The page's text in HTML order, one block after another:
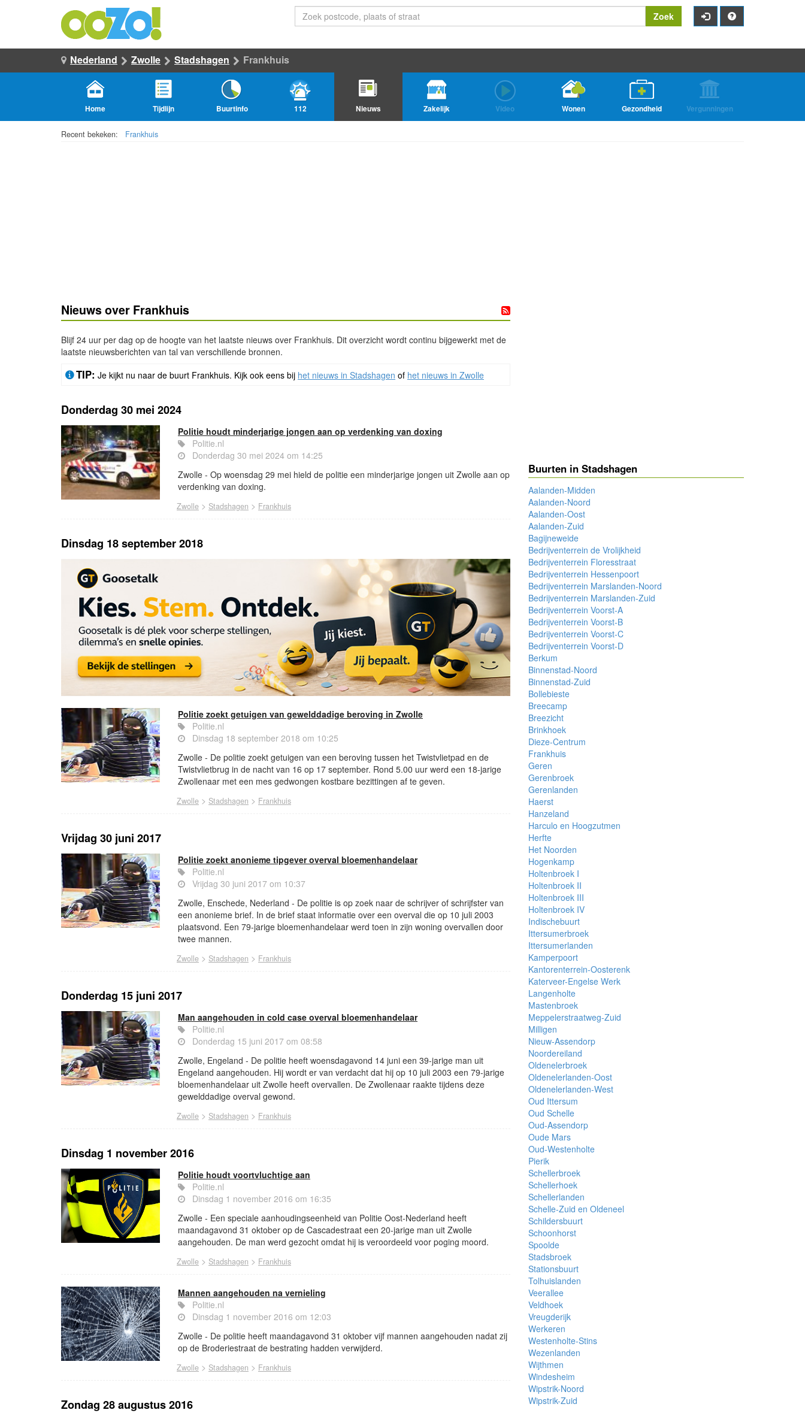
Zoek
Nederland Zwolle Stadshagen Frankhuis
Home Tijdlijn Buurtinfo 112 Nieuws Zakelijk Video Wonen Gezondheid Vergunningen
Recent bekeken: Frankhuis
Nieuws over Frankhuis
Blijf 24 uur per dag op de hoogte van het laatste nieuws over Frankhuis. Dit overzicht wordt continu bijgewerkt met de
laatste nieuwsberichten van tal van verschillende bronnen.
TIP: Je kijkt nu naar de buurt Frankhuis. Kijk ook eens bij het nieuws in Stadshagen of het nieuws in Zwolle
Donderdag 30 mei 2024
Politie houdt minderjarige jongen aan op verdenking van doxing
Politie.nl
Donderdag 30 mei 2024 om 14:25
Zwolle - Op woensdag 29 mei hield de politie een minderjarige jongen uit Zwolle aan op
verdenking van doxing.
Zwolle > Stadshagen > Frankhuis
Dinsdag 18 september 2018
Politie zoekt getuigen van gewelddadige beroving in Zwolle
Politie.nl
Dinsdag 18 september 2018 om 10:25
Zwolle - De politie zoekt getuigen van een beroving tussen het Twistvlietpad en de
Twistvlietbrug in de nacht van 16 op 17 september. Rond 5.00 uur werd een 18-jarige
Zwollenaar met een mes gedwongen kostbare bezittingen af te geven.
Zwolle > Stadshagen > Frankhuis
Vrijdag 30 juni 2017
Politie zoekt anonieme tipgever overval bloemenhandelaar
Politie.nl
Vrijdag 30 juni 2017 om 10:37
Zwolle, Enschede, Nederland - De politie is op zoek naar de schrijver of schrijfster van
een anonieme brief. In de brief staat informatie over een overval die op 10 juli 2003
plaatsvond. Een 79-jarige bloemenhandelaar werd toen in zijn woning overvallen door
twee mannen.
Zwolle > Stadshagen > Frankhuis
Donderdag 15 juni 2017
Man aangehouden in cold case overval bloemenhandelaar
Politie.nl
Donderdag 15 juni 2017 om 08:58
Zwolle, Engeland - De politie heeft woensdagavond 14 juni een 39-jarige man uit
Engeland aangehouden. Hij wordt er van verdacht dat hij op 10 juli 2003 een 79-jarige
bloemenhandelaar uit Zwolle heeft overvallen. De Zwollenaar raakte tijdens deze
gewelddadige overval gewond.
Zwolle > Stadshagen > Frankhuis
Dinsdag 1 november 2016
Politie houdt voortvluchtige aan
Politie.nl
Dinsdag 1 november 2016 om 16:35
Zwolle - Een speciale aanhoudingseenheid van Politie Oost-Nederland heeft
maandagavond 31 oktober op de Cascadestraat een 20-jarige man uit Zwolle
aangehouden. De man werd gezocht omdat hij is veroordeeld voor poging moord.
Zwolle > Stadshagen > Frankhuis
Mannen aangehouden na vernieling
Politie.nl
Dinsdag 1 november 2016 om 12:03
Zwolle - De politie heeft maandagavond 31 oktober vijf mannen aangehouden nadat zij
op de Broderiestraat de bestrating hadden verwijderd.
Zwolle > Stadshagen > Frankhuis
Zondag 28 augustus 2016
Buurten in Stadshagen
Aalanden-Midden
Aalanden-Noord
Aalanden-Oost
Aalanden-Zuid
Bagijneweide
Bedrijventerrein de Vrolijkheid
Bedrijventerrein Floresstraat
Bedrijventerrein Hessenpoort
Bedrijventerrein Marslanden-Noord
Bedrijventerrein Marslanden-Zuid
Bedrijventerrein Voorst-A
Bedrijventerrein Voorst-B
Bedrijventerrein Voorst-C
Bedrijventerrein Voorst-D
Berkum
Binnenstad-Noord
Binnenstad-Zuid
Bollebieste
Breecamp
Breezicht
Brinkhoek
Dieze-Centrum
Frankhuis
Geren
Gerenbroek
Gerenlanden
Haerst
Hanzeland
Harculo en Hoogzutmen
Herfte
Het Noorden
Hogenkamp
Holtenbroek I
Holtenbroek II
Holtenbroek III
Holtenbroek IV
Indischebuurt
Ittersumerbroek
Ittersumerlanden
Kamperpoort
Kantorenterrein-Oosterenk
Katerveer-Engelse Werk
Langenholte
Mastenbroek
Meppelerstraatweg-Zuid
Milligen
Nieuw-Assendorp
Noordereiland
Oldenelerbroek
Oldenelerlanden-Oost
Oldenelerlanden-West
Oud Ittersum
Oud Schelle
Oud-Assendorp
Oude Mars
Oud-Westenholte
Pierik
Schellerbroek
Schellerhoek
Schellerlanden
Schelle-Zuid en Oldeneel
Schildersbuurt
Schoonhorst
Spoolde
Stadsbroek
Stationsbuurt
Tolhuislanden
Veerallee
Veldhoek
Vreugderijk
Werkeren
Westenholte-Stins
Wezenlanden
Wijthmen
Windesheim
Wipstrik-Noord
Wipstrik-Zuid